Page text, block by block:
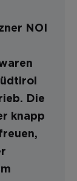
NOI
Die
knapp